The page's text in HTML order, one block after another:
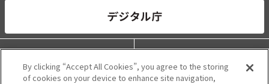
動作環境 個人情報保護
By clicking “Accept All Cookies”, you agree to the storing
of cookies on your device to enhance site navigation,